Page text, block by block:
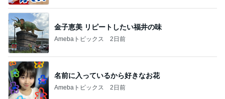
金子恵美 リピートしたい福井の味
Amebaトピックス 2日前
名前に入っているから好きなお花
Amebaトピックス 2日前